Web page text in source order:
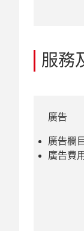
服務
廣告
廣告欄
廣告費